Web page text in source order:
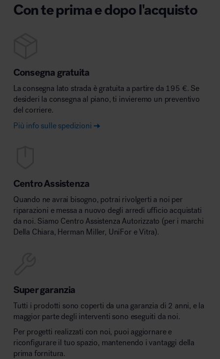
Con te prima e dopo l'acquisto
Consegna gratuita
La consegna lato strada è gratuita a partire da 195 €. Se
desideri la consegna al piano, ti invieremo un preventivo
del corriere.
Più info sulle spedizioni
Centro Assistenza
Quando ne avrai bisogno, potrai rivolgerti a noi per
riparazioni e messa a nuovo degli arredi ufficio acquistati
da noi. Siamo Centro Assistenza Autorizzato (per i marchi
Della Chiara, Herman Miller, UniFor e Vitra).
Super garanzia
Tutti i prodotti sono coperti da una garanzia di 2 anni, e la
maggior parte degli interventi sono eseguiti da noi.
Per progetti realizzati con noi, puoi aggiornare e
riconfigurare il tuo spazio, mantenendo i vantaggi della
prima fornitura.